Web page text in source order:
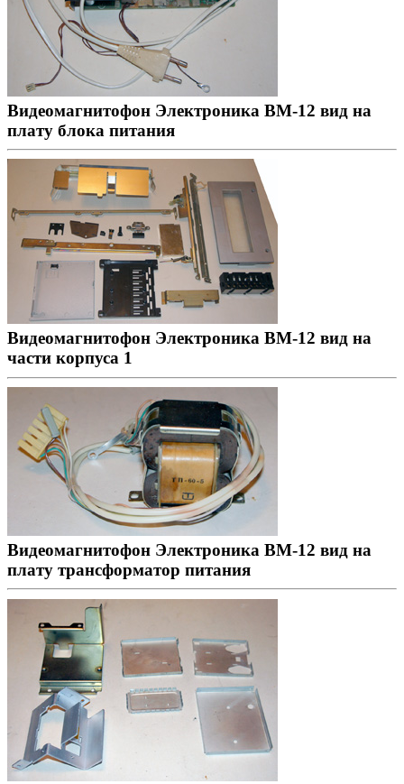
Видеомагнитофон Электроника ВМ-12 вид на
плату блока питания
Видеомагнитофон Электроника ВМ-12 вид на
части корпуса 1
Видеомагнитофон Электроника ВМ-12 вид на
плату трансформатор питания